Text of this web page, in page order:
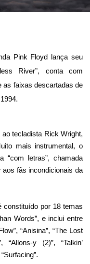
Pink Floyd lança seu
River”, conta com
as faixas descartadas de
tecladista Rick Wright,
mais instrumental, o
“com letras”, chamada
aos fãs incondicionais da
constituído por 18 temas
Words”, e inclui entre
“Anisina”, “The Lost
“Allons-y (2)”, “Talkin’